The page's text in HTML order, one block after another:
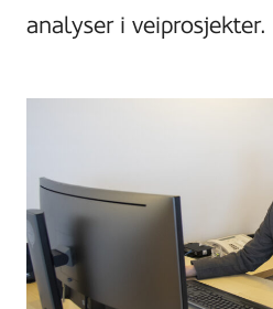
analyser i veiprosjekter.